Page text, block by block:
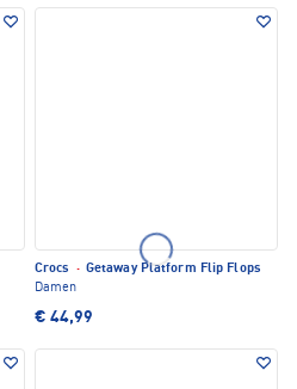
Crocs · Getaway Platform Flip Flops
Damen
€ 44,99